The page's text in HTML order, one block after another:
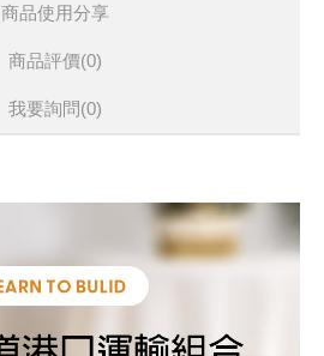
商品使用分享
商品評價(0)
我要詢問(0)